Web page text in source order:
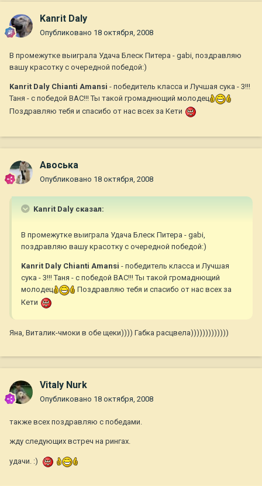
Kanrit Daly
Опубликовано 18 октября, 2008
В промежутке выиграла Удача Блеск Питера - gabi, поздравляю
вашу красотку с очередной победой:)
Kanrit Daly Chianti Amansi - победитель класса и Лучшая сука - 3!!!
Таня - с победой ВАС!!! Ты такой громаднющий молодец
Поздравляю тебя и спасибо от нас всех за Кети
Авоська
Опубликовано 18 октября, 2008
Kanrit Daly сказал:
В промежутке выиграла Удача Блеск Питера - gabi,
поздравляю вашу красотку с очередной победой:)
Kanrit Daly Chianti Amansi - победитель класса и Лучшая
сука - 3!!! Таня - с победой ВАС!!! Ты такой громаднющий
молодец
Поздравляю тебя и спасибо от нас всех за
Кети
Яна, Виталик-чмоки в обе щеки)))) Габка расцвела)))))))))))))
Vitaly Nurk
Опубликовано 18 октября, 2008
также всех поздравляю с победами.
жду следующих встреч на рингах.
удачи. :)